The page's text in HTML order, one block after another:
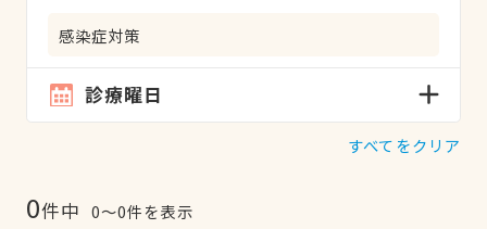
感染症対策
診療曜日
すべてをクリア
0件中 0〜0件を表示